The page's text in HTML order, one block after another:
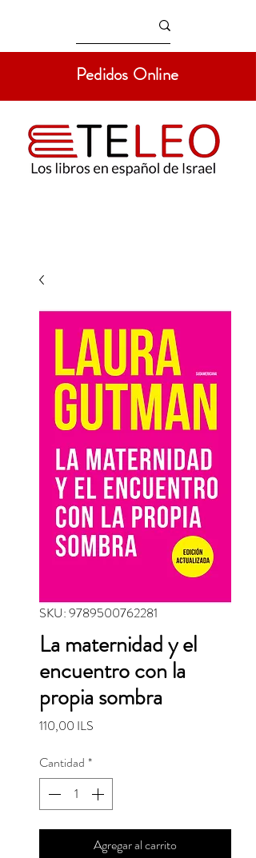
Pedidos Online
SKU: 9789500762281
La maternidad y el
encuentro con la
propia sombra
110,00 ILS
Cantidad *
Agregar al carrito